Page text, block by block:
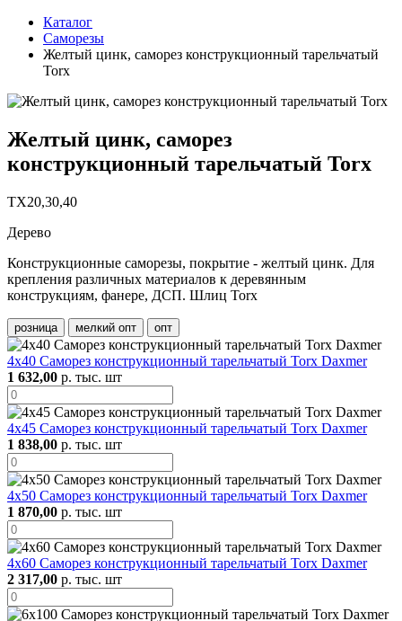
Каталог
Саморезы
Желтый цинк, саморез конструкционный тарельчатый
Torx
Желтый цинк, саморез
конструкционный тарельчатый Torx
TX20,30,40
Дерево
Конструкционные саморезы, покрытие - желтый цинк. Для
крепления различных материалов к деревянным
конструкциям, фанере, ДСП. Шлиц Torx
розница мелкий опт опт
4х40 Саморез конструкционный тарельчатый Torx Daxmer
1 632,00 р. тыс. шт
4х45 Саморез конструкционный тарельчатый Torx Daxmer
1 838,00 р. тыс. шт
4х50 Саморез конструкционный тарельчатый Torx Daxmer
1 870,00 р. тыс. шт
4х60 Саморез конструкционный тарельчатый Torx Daxmer
2 317,00 р. тыс. шт